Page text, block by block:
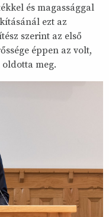
és magassággal
ezt az
szerint az első
éppen az volt,
meg.